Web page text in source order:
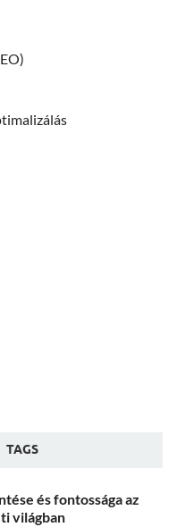
TAGS
és fontossága az
világban